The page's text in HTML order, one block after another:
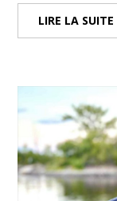
LIRE LA SUITE